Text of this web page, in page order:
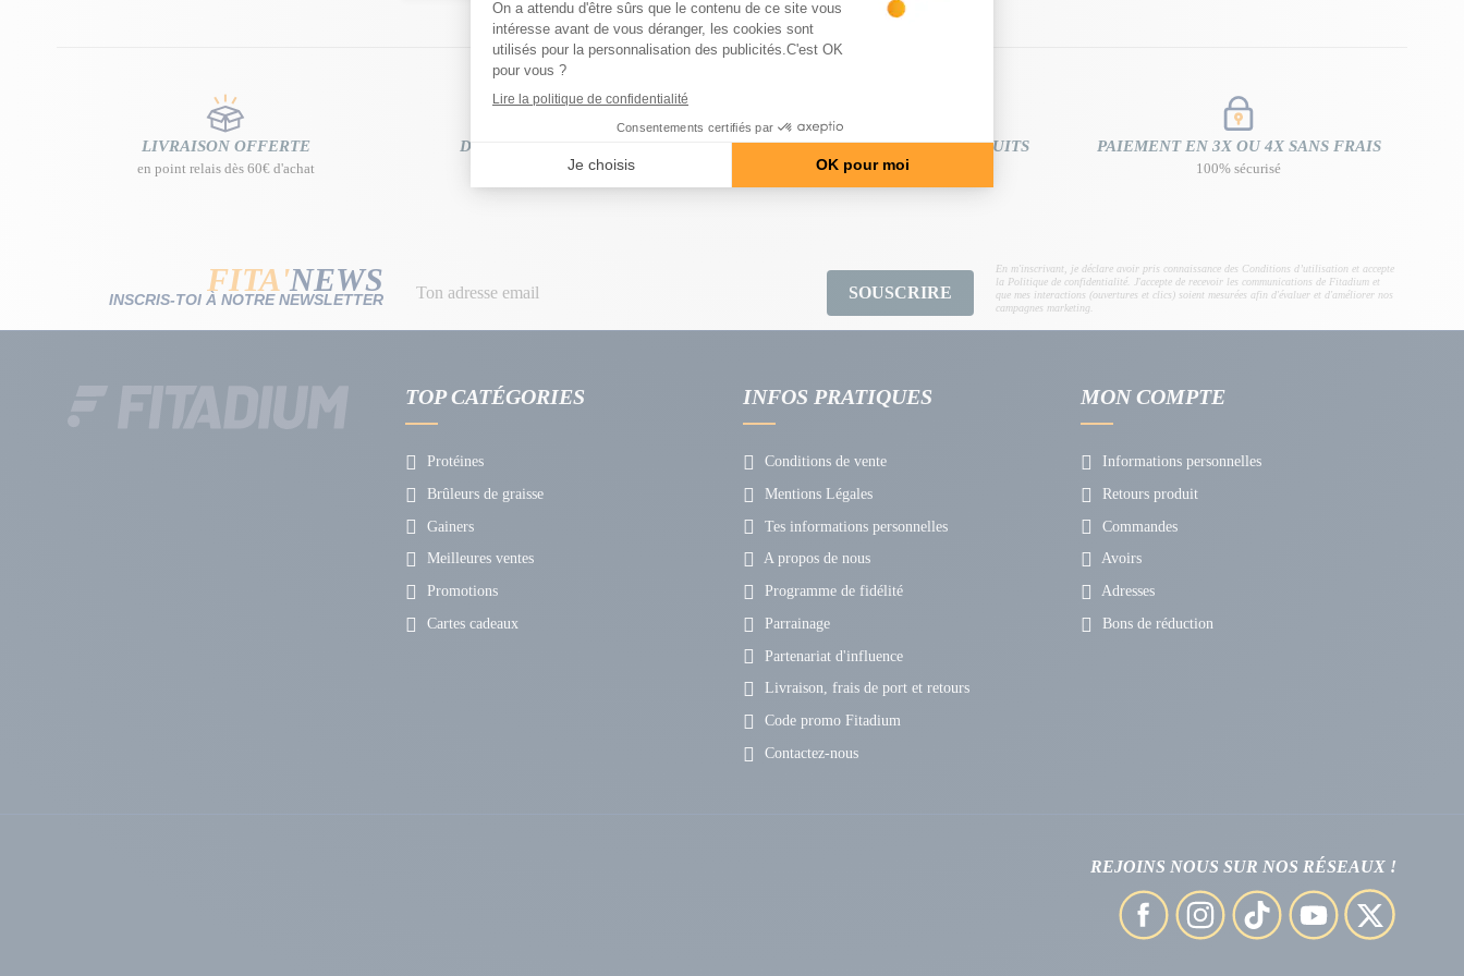
LIVRAISON OFFERTE
en point relais dès 60€ d'achat
DES CONSEILS D'EXPERTS
gratuits et sur mesure
RETOURS SIMPLES ET GRATUITS
14 jours pour changer d’avis
PAIEMENT EN 3X OU 4X SANS FRAIS
100% sécurisé
FITA'NEWS
INSCRIS-TOI À NOTRE NEWSLETTER SOUSCRIRE
En m'inscrivant, je déclare avoir pris connaissance des Conditions d’utilisation et accepte
la Politique de confidentialité. J'accepte de recevoir les communications de Fitadium et
que mes interactions (ouvertures et clics) soient mesurées afin d'évaluer et d'améliorer nos
campagnes marketing.
TOP CATÉGORIES
Protéines
Brûleurs de graisse
Gainers
Meilleures ventes
Promotions
Cartes cadeaux
INFOS PRATIQUES
Conditions de vente
Mentions Légales
Tes informations personnelles
A propos de nous
Programme de fidélité
Parrainage
Partenariat d'influence
Livraison, frais de port et retours
Code promo Fitadium
Contactez-nous
MON COMPTE
Informations personnelles
Retours produit
Commandes
Avoirs
Adresses
Bons de réduction
REJOINS NOUS SUR NOS RÉSEAUX !